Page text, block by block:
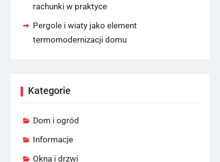
rachunki w praktyce
Pergole i wiaty jako element
termomodernizacji domu
Kategorie
Dom i ogród
Informacje
Okna i drzwi